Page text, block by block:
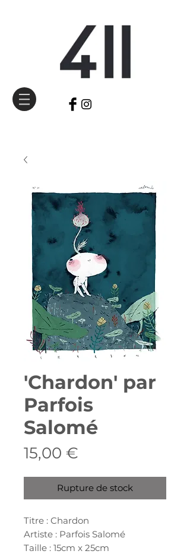
'Chardon' par
Parfois
Salomé
15,00 €
Rupture de stock
Titre : Chardon
Artiste : Parfois Salomé
Taille : 15cm x 25cm